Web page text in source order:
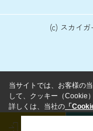
(c) スカイ
当サイトでは、お客様の
して、クッキー（Cookie
詳しくは、当社の 「